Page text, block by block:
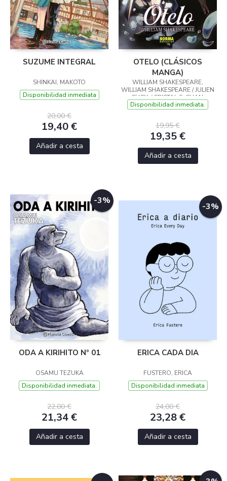
SUZUME INTEGRAL
SHINKAI, MAKOTO
Disponibilidad inmediata
20,00 €
19,40 €
Añadir a cesta
OTELO (CLÁSICOS
MANGA)
WILLIAM SHAKESPEARE,
WILLIAM SHAKESPEARE / JULIEN
CHOY, / CRISTAL S. CHAN,
Disponibilidad inmediata.
19,95 €
19,35 €
Añadir a cesta
-3%
ODA A KIRIHITO Nº 01
OSAMU TEZUKA
Disponibilidad inmediata.
22,00 €
21,34 €
Añadir a cesta
-3%
ERICA CADA DIA
FUSTERO, ERICA
Disponibilidad inmediata
24,00 €
23,28 €
Añadir a cesta